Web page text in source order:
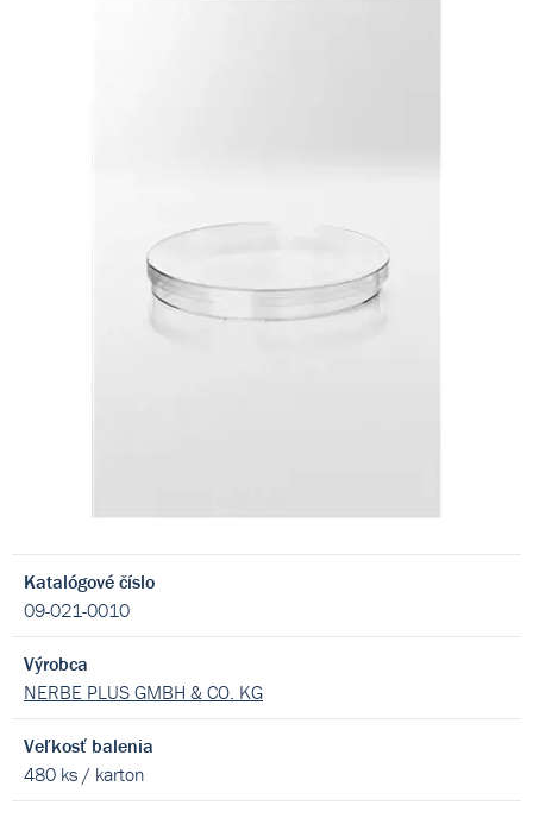
Katalógové číslo
09-021-0010
Výrobca
NERBE PLUS GMBH & CO. KG
Veľkosť balenia
480 ks / karton